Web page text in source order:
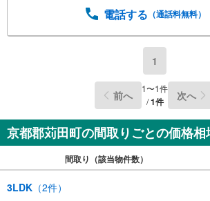
電話する （通話料無料）
1
前へ 1〜1件
/1件 次へ
京都郡苅田町の間取りごとの価格相
間取り（該当物件数）
3LDK （2件）